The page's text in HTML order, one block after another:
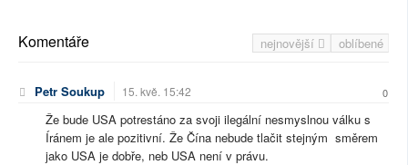
nejnovější oblíbené
Komentáře
Petr Soukup 15. kvě. 15:42 0
Že bude USA potrestáno za svoji ilegální nesmyslnou válku s
Íránem je ale pozitivní. Že Čína nebude tlačit stejným směrem
jako USA je dobře, neb USA není v právu.